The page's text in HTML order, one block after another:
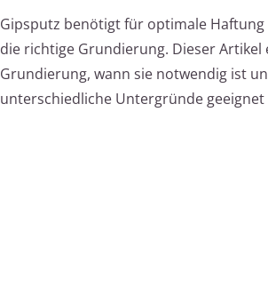
Gipsputz benötigt für optimale
die richtige Grundierung. Dieser
Grundierung, wann sie notwendig ist
unterschiedliche Untergründe geeignet